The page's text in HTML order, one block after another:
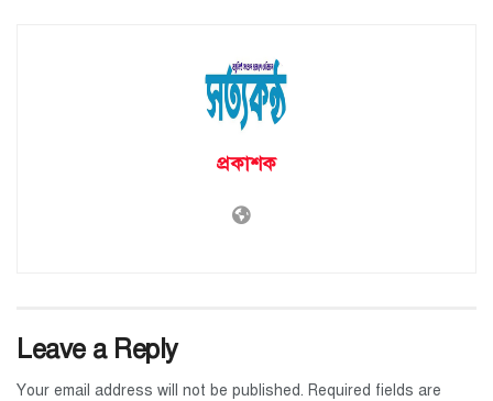
প্রকাশক
Leave a Reply
Your email address will not be published. Required fields are